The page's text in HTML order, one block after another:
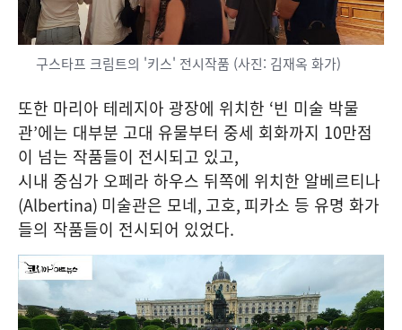
구스타프 크림트의 '키스' 전시작품 (사진: 김재옥 화가)
또한 마리아 테레지아 광장에 위치한 ‘빈 미술 박물
관’에는 대부분 고대 유물부터 중세 회화까지 10만점
이 넘는 작품들이 전시되고 있고,
시내 중심가 오페라 하우스 뒤쪽에 위치한 알베르티나
(Albertina) 미술관은 모네, 고호, 피카소 등 유명 화가
들의 작품들이 전시되어 있었다.